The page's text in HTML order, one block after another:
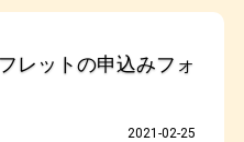
レットの申込みフォ
2021-02-25